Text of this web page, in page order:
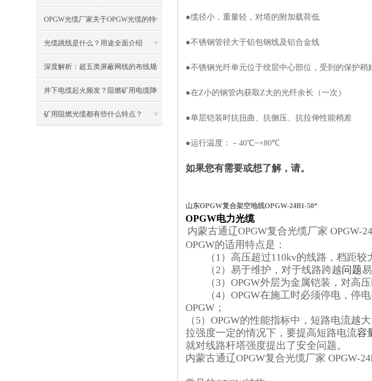
与应用全解析
OPGW光缆厂家关于OPGW光缆的特
点用途说明
光缆跳线是什么？用途全面介绍
深度解析：超五类屏蔽网线的布线规
范与注意事项
井下电缆起火频发？阻燃矿用电缆降
低瓦斯爆炸风险
矿用阻燃光缆都有些什么特点？
●缆径小，重量轻，对塔的附加载荷低
●不锈钢管径大于铝包钢线及铝合金线
●不锈钢光纤单元位于绞层中心部位，受到的保护稍
●在Z小的钢管内获取Z大的光纤余长（一次）
●单层铠装时抗扭曲、抗侧压、抗拉伸性能稍差
●运行温度：－40℃~+80℃
如果您有需要或想了解，请。
山东OPGW复合架空地线OPGW-24B1-50*
OPGW电力光缆
内蒙古通辽OPGW复合光缆厂家 OPGW-
OPGW的适用特点是：
（ 1 ）高压超过110kv的线路，档距较
（2）易于维护，对于线路跨越问题易
（3） OPGW外层为金属铠装，对高
（4） OPGW在施工时必须停电，停
OPGW ；
（5） OPGW的性能指标中，短路电流越
拉强度一定的情况下，要提高短路电流容
就对线路杆塔强度提出了安全问题。
内蒙古通辽OPGW复合光缆厂家 OPGW-